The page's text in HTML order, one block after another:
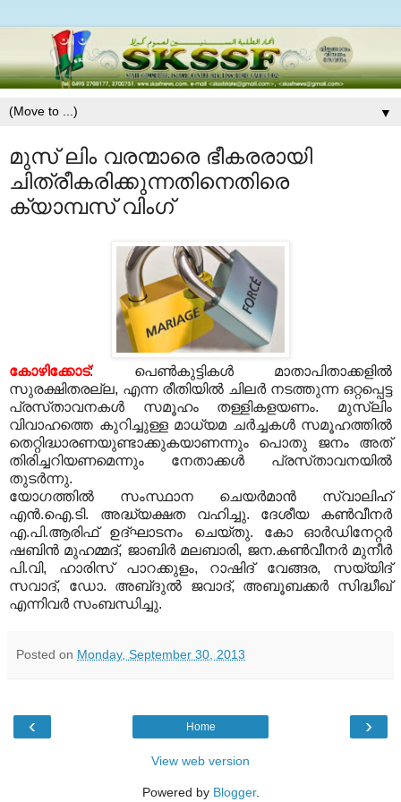
▼
മുസ്‌ ലിം വരന്മാരെ ഭീകരരായി
ചിത്രീകരിക്കുന്നതിനെതിരെ
ക്യാമ്പസ്‌ വിംഗ്‌
കോഴിക്കോട്: പെണ്‍കുട്ടികള്‍ മാതാപിതാക്കളില്‍
സുരക്ഷിതരല്ല, എന്ന രീതിയില്‍ ചിലര്‍ നടത്തുന്ന ഒറ്റപ്പെട്ട
പ്രസ്‌താവനകള്‍ സമൂഹം തള്ളികളയണം. മുസ്ലിം
വിവാഹത്തെ കുറിച്ചുള്ള മാധ്യമ ചര്‍ച്ചകള്‍ സമൂഹത്തില്‍
തെറ്റിദ്ധാരണയുണ്ടാക്കുകയാണന്നും പൊതു ജനം അത്‌
തിരിച്ചറിയണമെന്നും നേതാക്കള്‍ പ്രസ്‌താവനയില്‍
തുടര്‍ന്നു.
യോഗത്തില്‍ സംസ്ഥാന ചെയര്‍മാന്‍ സ്വാലിഹ്‌
എന്‍.ഐ.ടി. അദ്ധ്യക്ഷത വഹിച്ചു. ദേശീയ കണ്‍വീനര്‍
എ.പി.ആരിഫ്‌ ഉദ്‌ഘാടനം ചെയ്‌തു. കോ ഓര്‍ഡിനേറ്റര്‍
ഷബിന്‍ മുഹമ്മദ്‌, ജാബിര്‍ മലബാരി, ജന.കണ്‍വീനര്‍ മുനീര്‍
പി.വി, ഹാരിസ്‌ പാറക്കുളം, റാഷിദ്‌ വേങ്ങര, സയ്യിദ്‌
സവാദ്‌, ഡോ. അബ്‌ദുല്‍ ജവാദ്‌, അബൂബക്കര്‍ സിദ്ധീഖ്‌
എന്നിവര്‍ സംബന്ധിച്ചു.
Posted on Monday, September 30, 2013
‹ ›
Home
View web version
Powered by Blogger.